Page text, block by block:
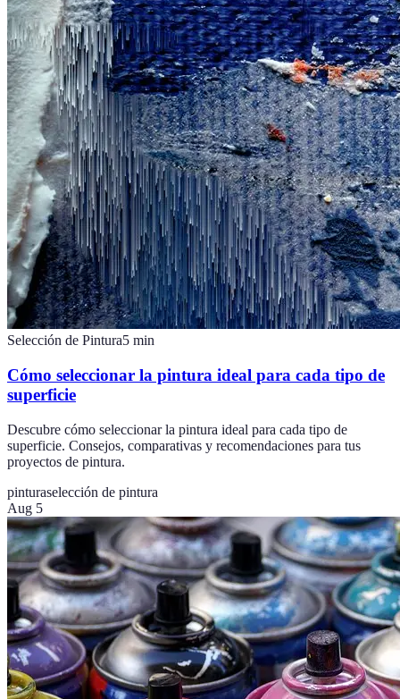
Selección de Pintura5 min
Cómo seleccionar la pintura ideal para cada tipo de
superficie
Descubre cómo seleccionar la pintura ideal para cada tipo de
superficie. Consejos, comparativas y recomendaciones para tus
proyectos de pintura.
pinturaselección de pintura
Aug 5